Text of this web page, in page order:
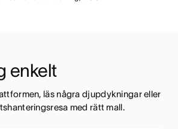
enkelt
läs några djupdykningar eller
med rätt mall.